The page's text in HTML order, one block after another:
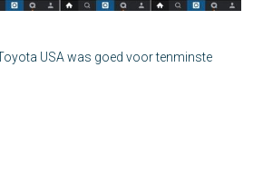
USA was goed voor tenminste